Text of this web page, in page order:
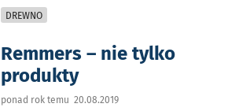
DREWNO
Remmers – nie tylko
produkty
ponad rok temu 20.08.2019